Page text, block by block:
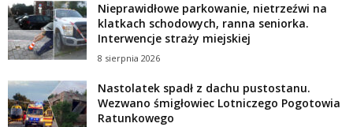
Nieprawidłowe parkowanie, nietrzeźwi na
klatkach schodowych, ranna seniorka.
Interwencje straży miejskiej
8 sierpnia 2026
Nastolatek spadł z dachu pustostanu.
Wezwano śmigłowiec Lotniczego Pogotowia
Ratunkowego